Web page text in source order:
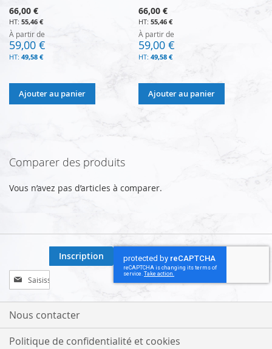
66,00 €
55,46 €
À partir de
59,00 €
49,58 €
Ajouter au panier
66,00 €
55,46 €
À partir de
59,00 €
49,58 €
Ajouter au panier
Comparer des produits
Vous n’avez pas d’articles à comparer.
Inscription
à
notre
lettre
:
Inscription
Nous contacter
Politique de confidentialité et cookies